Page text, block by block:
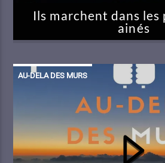
Ils marchent dans les
ainés
AU-DELA DES MURS